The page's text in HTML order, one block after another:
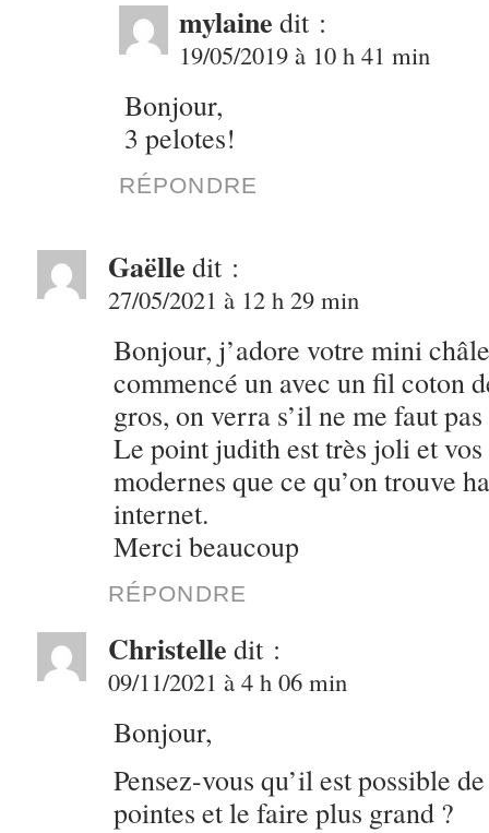
mylaine dit :
19/05/2019 à 10 h 41 min
Bonjour,
3 pelotes!
RÉPONDRE
Gaëlle dit :
27/05/2021 à 12 h 29 min
Bonjour, j’adore votre mini
commencé un avec un fil coton
gros, on verra s’il ne me faut
Le point judith est très joli et
modernes que ce qu’on trouve
internet.
Merci beaucoup
RÉPONDRE
Christelle dit :
09/11/2021 à 4 h 06 min
Bonjour,
Pensez-vous qu’il est possible
pointes et le faire plus grand ?